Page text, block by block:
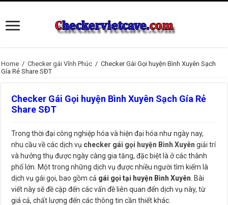
Home / Checker gái Vĩnh Phúc / Checker Gái Gọi huyện Bình Xuyên Sạch
Gía Rẻ Share SĐT
Checker Gái Gọi huyện Bình Xuyên Sạch Gía Rẻ
Share SĐT
Trong thời đại công nghiệp hóa và hiện đại hóa như ngày nay,
nhu cầu về các dịch vụ checker gái gọi huyện Bình Xuyên giải trí
và hưởng thụ được ngày càng gia tăng, đặc biệt là ở các thành
phố lớn. Một trong những dịch vụ được nhiều người tìm kiếm là
dịch vụ gái gọi, bao gồm cả gái gọi tại huyện Bình Xuyên . Bài
viết này sẽ đề cập đến các vấn đề liên quan đến dịch vụ này, từ
giá cả, chất lượng đến các thông tin cần thiết khác.